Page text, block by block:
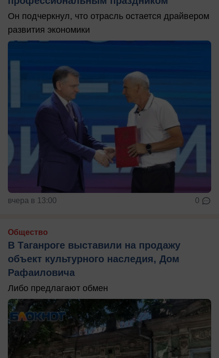
Он подчеркнул, что отрасль остается драйвером
развития экономики
вчера в 13:00 0
Общество
В Таганроге выставили на продажу
объект культурного наследия, Дом
Рафаиловича
Либо предлагают обмен